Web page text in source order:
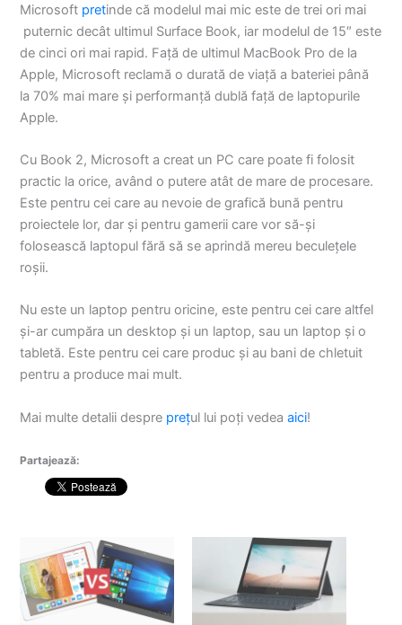
Microsoft pretinde că modelul mai mic este de trei ori mai
puternic decât ultimul Surface Book, iar modelul de 15″ este
de cinci ori mai rapid. Față de ultimul MacBook Pro de la
Apple, Microsoft reclamă o durată de viață a bateriei până
la 70% mai mare și performanță dublă față de laptopurile
Apple.
Cu Book 2, Microsoft a creat un PC care poate fi folosit
practic la orice, având o putere atât de mare de procesare.
Este pentru cei care au nevoie de grafică bună pentru
proiectele lor, dar și pentru gamerii care vor să-și
folosească laptopul fără să se aprindă mereu beculețele
roșii.
Nu este un laptop pentru oricine, este pentru cei care altfel
și-ar cumpăra un desktop și un laptop, sau un laptop și o
tabletă. Este pentru cei care produc și au bani de chletuit
pentru a produce mai mult.
Mai multe detalii despre prețul lui poți vedeaaici!
Partajează: